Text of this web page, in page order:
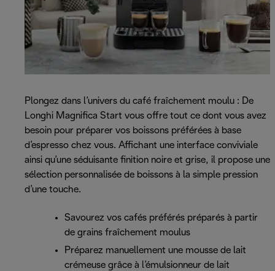
Plongez dans l’univers du café fraîchement moulu : De
Longhi Magnifica Start vous offre tout ce dont vous avez
besoin pour préparer vos boissons préférées à base
d’espresso chez vous. Affichant une interface conviviale
ainsi qu’une séduisante finition noire et grise, il propose une
sélection personnalisée de boissons à la simple pression
d’une touche.
Savourez vos cafés préférés préparés à partir
de grains fraîchement moulus
Préparez manuellement une mousse de lait
crémeuse grâce à l’émulsionneur de lait